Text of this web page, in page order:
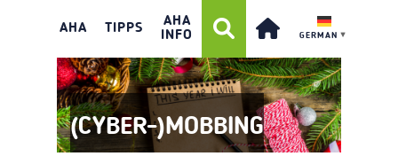
AHA TIPPS
AHA
INFO
GERMAN ▼
(CYBER-)MOBBING